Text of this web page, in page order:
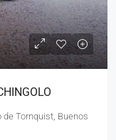
de Tornquist, Buenos